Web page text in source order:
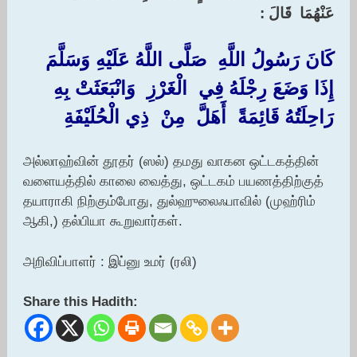
عَنْهُمَا ‏ ‏قَالَ :‏
‏كَانَ رَسُولُ اللَّهِ ‏ ‏صَلَّى اللَّهُ عَلَيْهِ وَسَلَّمَ ‏
‏إِذَا وَضَعَ رِجْلَهُ فِي ‏ ‏الْغَرْزِ ‏ ‏وَانْبَعَثَتْ بِهِ
رَاحِلَتُهُ قَائِمَةً ‏ ‏أَهَلَّ ‏ ‏مِنْ ‏ ‏ذِي الْحُلَيْفَةِ
அல்லாஹ்வின் தூதர் (ஸல்) தமது வாகன ஒட்டகத்தின்
வளையத்தில் காலை வைத்து, ஒட்டகம் பயணத்திற்குத்
தயாராகி நிற்கும்போது, துல்ஹுலைஃபாவில் (முஹ்ரிம்
ஆகி,) தல்பியா கூறுவார்கள்.
அறிவிப்பாளர் : இப்னு உமர் (ரலி)
Share this Hadith: